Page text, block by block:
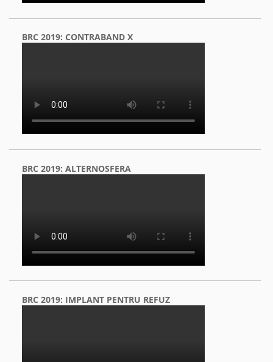
BRC 2019: CONTRABAND X
BRC 2019: ALTERNOSFERA
BRC 2019: IMPLANT PENTRU REFUZ